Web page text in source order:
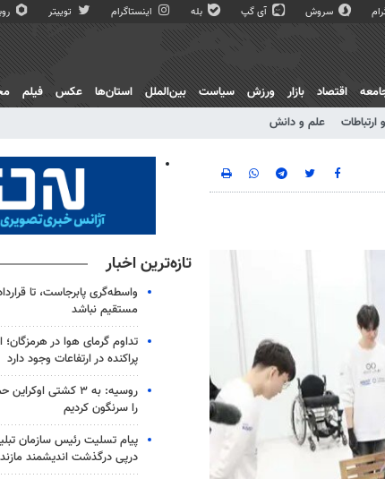
سروش آی گپ بله اینستاگرام توییتر
ارتباطات علم و دانش
اقتصاد بازار ورزش سیاست بین‌الملل استان‌ها عکس فیلم
تازه‌ترین اخبار
واسطه‌گری پابرجاست، تا
مستقیم نباشد
تداوم گرمای هوا در هرمزگان؛
پراکنده در ارتفاعات وجود دارد
را سرنگون کردیم
پیام تسلیت رئیس سازمان
درپی درگذشت اندیشمند